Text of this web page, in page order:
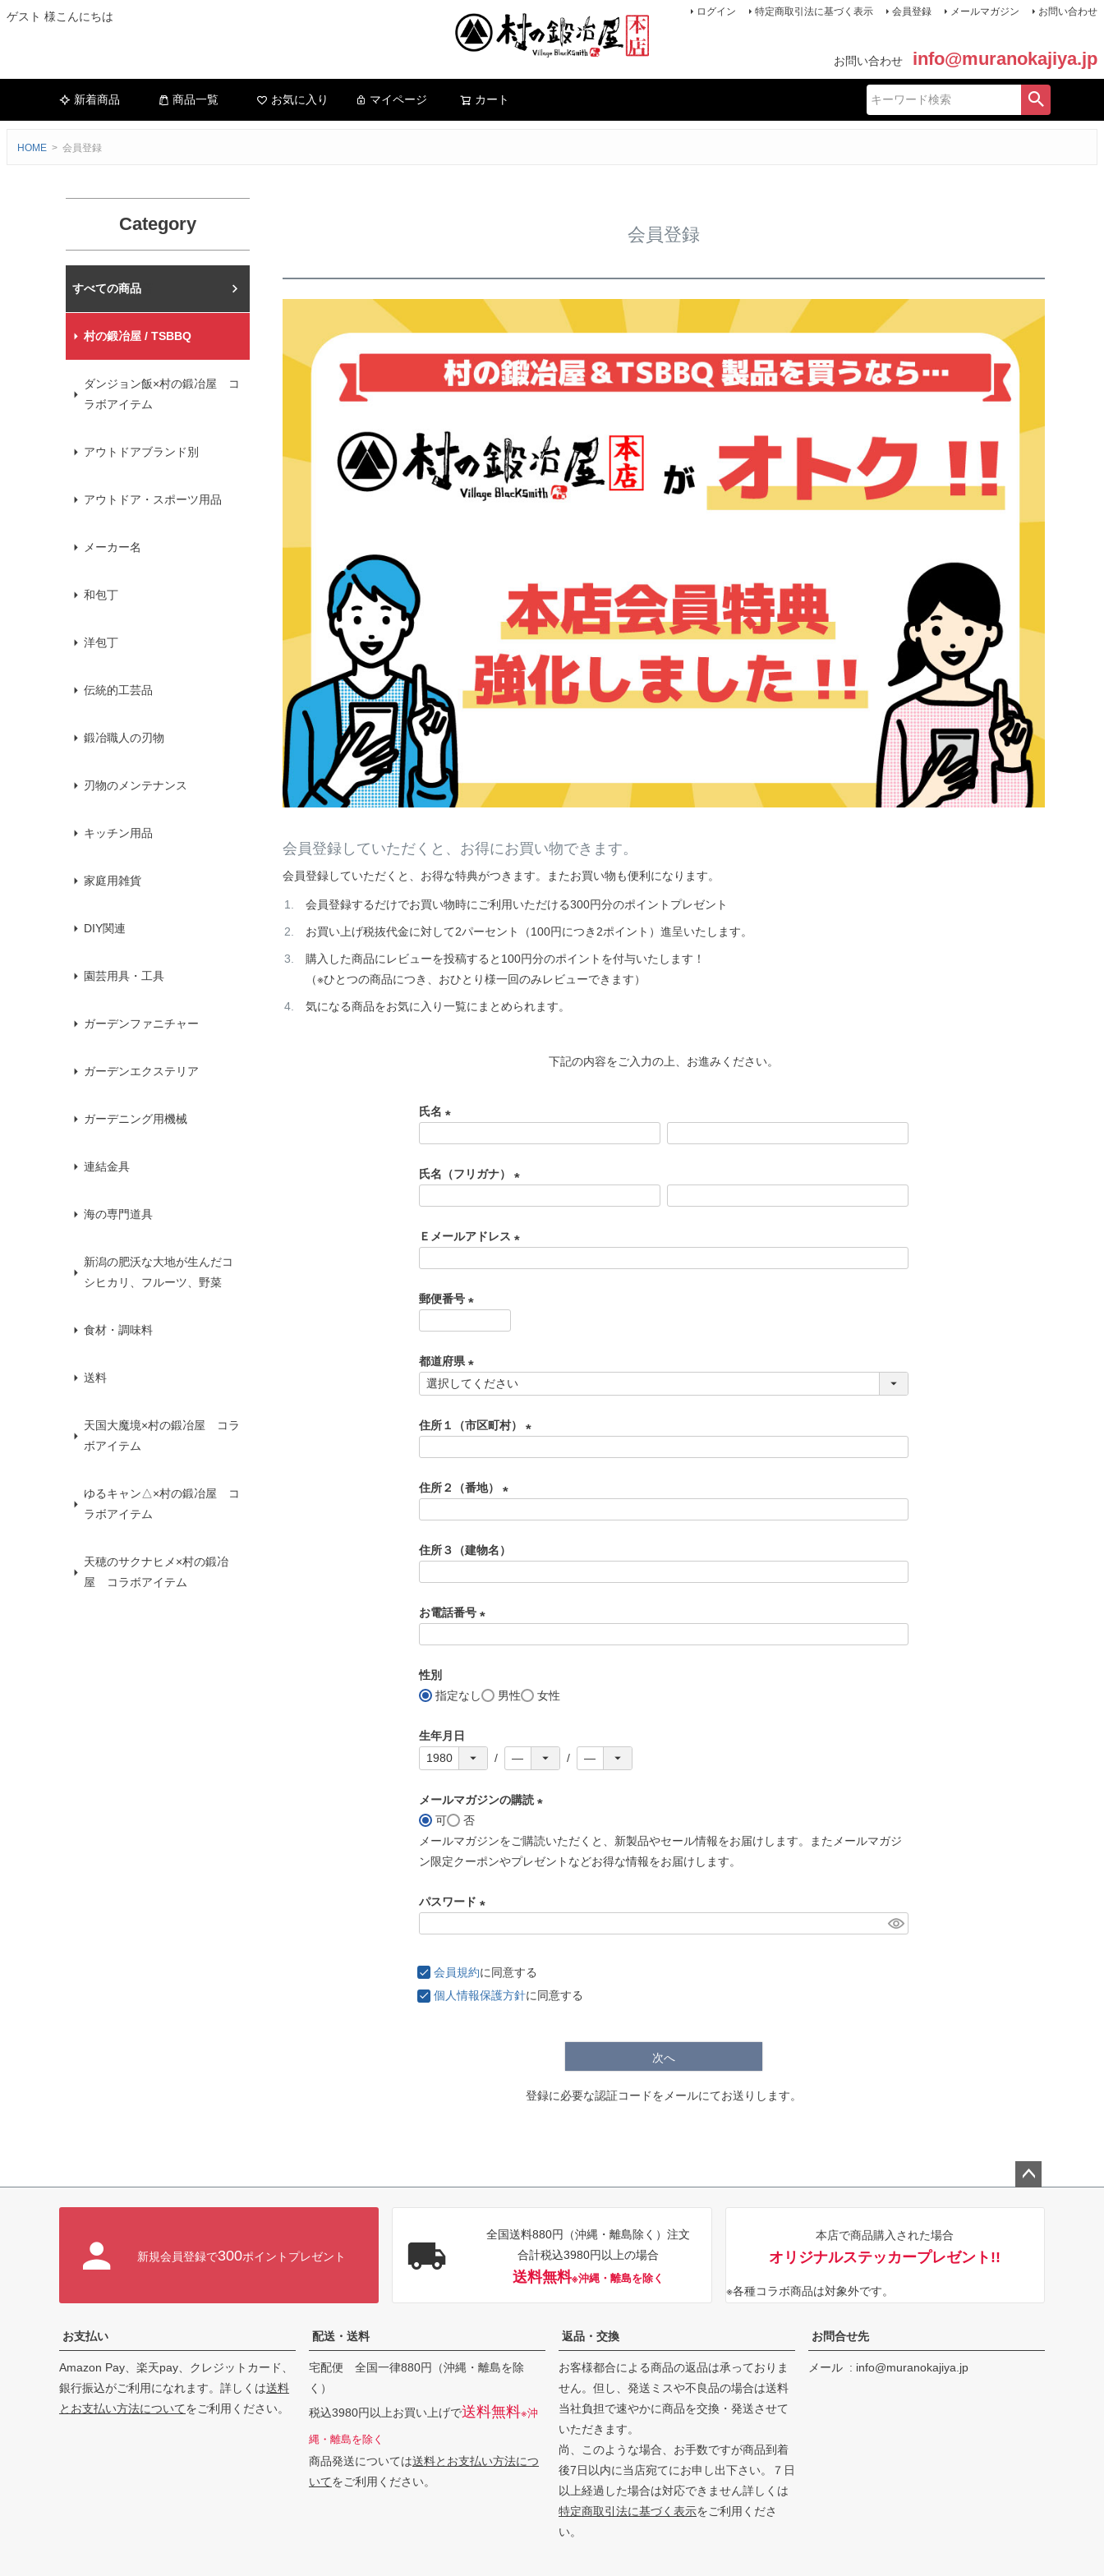
ゲスト 様こんにちは ログイン 特定商取引法に基づく表示 会員登録 メールマガジン お問い合わせ
お問い合わせ info@muranokajiya.jp
新着商品 商品一覧 お気に入り マイページ カート
HOME 会員登録
Category
村の鍛冶屋本店
村の鍛冶屋 / TSBBQ
ダンジョン飯×村の鍛冶屋 コ
ラボアイテム
アウトドアブランド別
アウトドア・スポーツ用品
メーカー名
和包丁
洋包丁
伝統的工芸品
鍛冶職人の刃物
刃物のメンテナンス
キッチン用品
家庭用雑貨
DIY関連
園芸用具・工具
ガーデンファニチャー
ガーデンエクステリア
ガーデニング用機械
連結金具
海の専門道具
新潟の肥沃な大地が生んだコ
シヒカリ、フルーツ、野菜
食材・調味料
送料
天国大魔境×村の鍛冶屋 コラ
ボアイテム
ゆるキャン△×村の鍛冶屋 コ
ラボアイテム
天穂のサクナヒメ×村の鍛冶
屋 コラボアイテム
会員登録
会員登録していただくと、お得にお買い物できます。
会員登録していただくと、お得な特典がつきます。またお買い物も便利になります。
会員登録するだけでお買い物時にご利用いただける300円分のポイントプレゼント
お買い上げ税抜代金に対して2パーセント（100円につき2ポイント）進呈いたします。
購入した商品にレビューを投稿すると100円分のポイントを付与いたします！
（※ひとつの商品につき、おひとり様一回のみレビューできます）
気になる商品をお気に入り一覧にまとめられます。
下記の内容をご入力の上、お進みください。
氏名
須
氏名（フリガナ）
須
Ｅメールアドレス
郵便番号
須
)
都道府県
(
須
住所１（市区町村）
住所２（番地）
須
住所３（建物名）
お電話番号
)
性別
指定なし
男性 女性
生年月日
メールマガジンの購読
必
須
可
否
メールマガジンをご購読いただくと、新製品やセール情報をお届けします。またメールマガジ
ン限定クーポンやプレゼントなどお得な情報をお届けします。
パスワード
須
)
会員規約に同意する
個人情報保護方針に同意する
次へ
登録に必要な認証コードをメールにてお送りします。
新規会員登録で300ポイントプレゼント
全国送料880円（沖縄・離島除く）注文
合計税込3980円以上の場合
送料無料※沖縄・離島を除く
本店で商品購入された場合
オリジナルステッカープレゼント!!
※各種コラボ商品は対象外です。
お支払い
Amazon Pay、楽天pay、クレジットカード、
銀行振込がご利用になれます。詳しくは送料
とお支払い方法についてをご利用ください。
配送・送料
宅配便 全国一律880円（沖縄・離島を除
く）
税込3980円以上お買い上げで送料無料※沖
縄・離島を除く
商品発送については送料とお支払い方法につ
いてをご利用ください。
返品・交換
お客様都合による商品の返品は承っておりま
せん。但し、発送ミスや不良品の場合は送料
当社負担で速やかに商品を交換・発送させて
いただきます。
尚、このような場合、お手数ですが商品到着
後7日以内に当店宛てにお申し出下さい。７日
以上経過した場合は対応できません詳しくは
特定商取引法に基づく表示をご利用くださ
い。
お問合せ先
メール info@muranokajiya.jp